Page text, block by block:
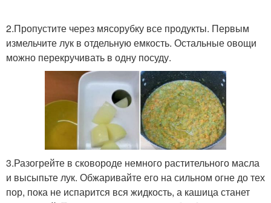
2.Пропустите через мясорубку все продукты. Первым
измельчите лук в отдельную емкость. Остальные овощи
можно перекручивать в одну посуду.
3.Разогрейте в сковороде немного растительного масла
и высыпьте лук. Обжаривайте его на сильном огне до тех
пор, пока не испарится вся жидкость, а кашица станет